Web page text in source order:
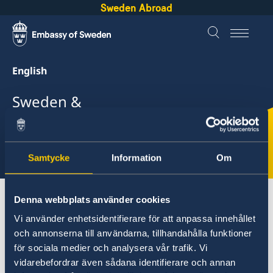
Samtycke Information Om
Denna webbplats använder cookies
Vi använder enhetsidentifierare för att anpassa innehållet
och annonserna till användarna, tillhandahålla funktioner
för sociala medier och analysera vår trafik. Vi
vidarebefordrar även sådana identifierare och annan
Sweden Abroad
English
Sweden &
Cameroon
Select
here
About Sweden Cameroon Going to Sweden?
Cameroon
Going to Sweden?